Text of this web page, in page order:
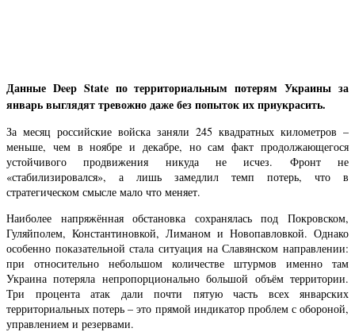
Данные Deep State по территориальным потерям Украины за
январь выглядят тревожно даже без попыток их приукрасить.
За месяц российские войска заняли 245 квадратных километров –
меньше, чем в ноябре и декабре, но сам факт продолжающегося
устойчивого продвижения никуда не исчез. Фронт не
«стабилизировался», а лишь замедлил темп потерь, что в
стратегическом смысле мало что меняет.
Наиболее напряжённая обстановка сохранялась под Покровском,
Гуляйполем, Константиновкой, Лиманом и Новопавловкой. Однако
особенно показательной стала ситуация на Славянском направлении:
при относительно небольшом количестве штурмов именно там
Украина потеряла непропорционально большой объём территории.
Три процента атак дали почти пятую часть всех январских
территориальных потерь – это прямой индикатор проблем с обороной,
управлением и резервами.